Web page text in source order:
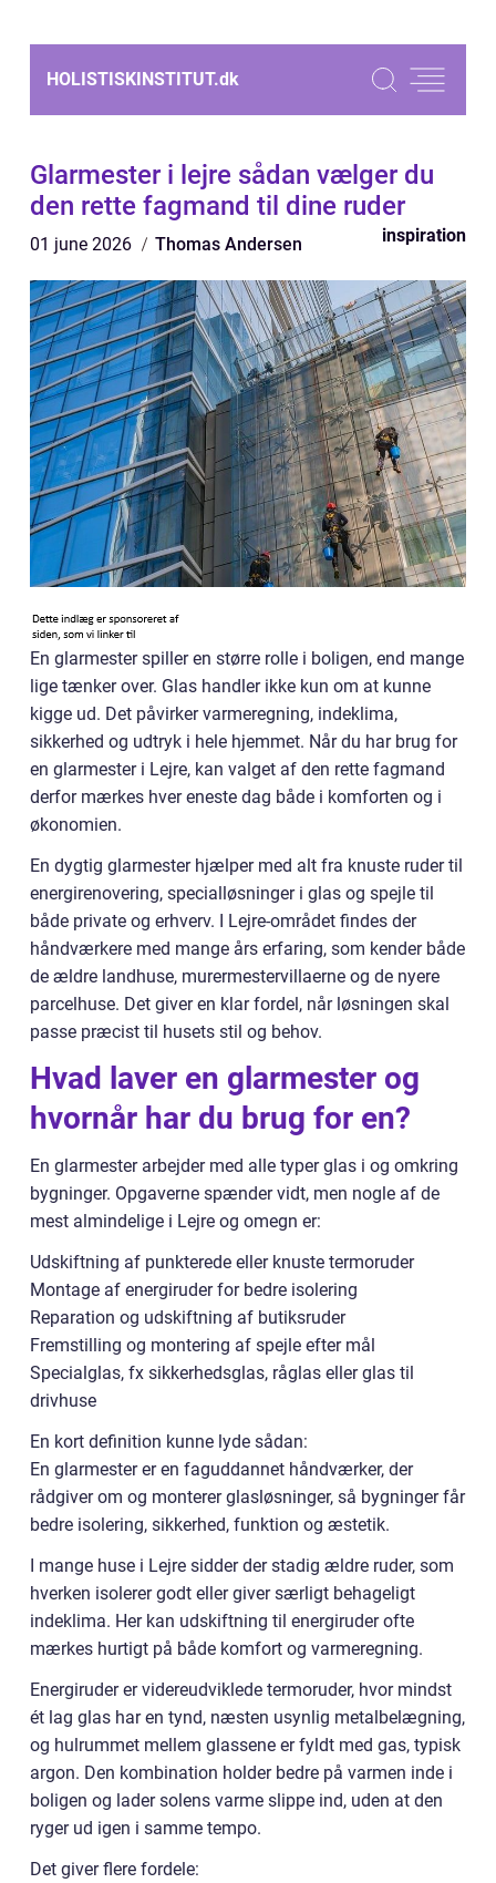
HOLISTISKINSTITUT.dk
Glarmester i lejre sådan vælger du
den rette fagmand til dine ruder
01 june 2026 Thomas Andersen inspiration
En glarmester spiller en større rolle i boligen, end mange
lige tænker over. Glas handler ikke kun om at kunne
kigge ud. Det påvirker varmeregning, indeklima,
sikkerhed og udtryk i hele hjemmet. Når du har brug for
en glarmester i Lejre, kan valget af den rette fagmand
derfor mærkes hver eneste dag både i komforten og i
økonomien.
En dygtig glarmester hjælper med alt fra knuste ruder til
energirenovering, specialløsninger i glas og spejle til
både private og erhverv. I Lejre-området findes der
håndværkere med mange års erfaring, som kender både
de ældre landhuse, murermestervillaerne og de nyere
parcelhuse. Det giver en klar fordel, når løsningen skal
passe præcist til husets stil og behov.
Hvad laver en glarmester og
hvornår har du brug for en?
En glarmester arbejder med alle typer glas i og omkring
bygninger. Opgaverne spænder vidt, men nogle af de
mest almindelige i Lejre og omegn er:
Udskiftning af punkterede eller knuste termoruder
Montage af energiruder for bedre isolering
Reparation og udskiftning af butiksruder
Fremstilling og montering af spejle efter mål
Specialglas, fx sikkerhedsglas, råglas eller glas til
drivhuse
En kort definition kunne lyde sådan:
En glarmester er en faguddannet håndværker, der
rådgiver om og monterer glasløsninger, så bygninger får
bedre isolering, sikkerhed, funktion og æstetik.
I mange huse i Lejre sidder der stadig ældre ruder, som
hverken isolerer godt eller giver særligt behageligt
indeklima. Her kan udskiftning til energiruder ofte
mærkes hurtigt på både komfort og varmeregning.
Energiruder er videreudviklede termoruder, hvor mindst
ét lag glas har en tynd, næsten usynlig metalbelægning,
og hulrummet mellem glassene er fyldt med gas, typisk
argon. Den kombination holder bedre på varmen inde i
boligen og lader solens varme slippe ind, uden at den
ryger ud igen i samme tempo.
Det giver flere fordele: